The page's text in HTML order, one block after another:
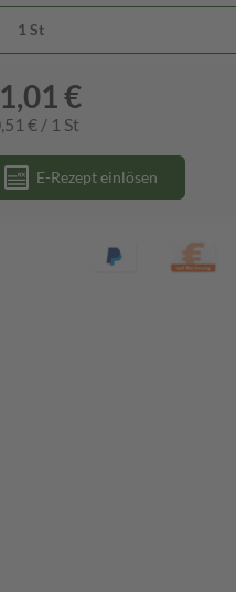
1 St
€
€ / 1 St
E-Rezept einlösen